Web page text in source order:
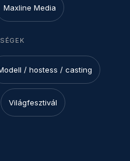
Maxline Media
/ hostess / casting
Világfesztivál